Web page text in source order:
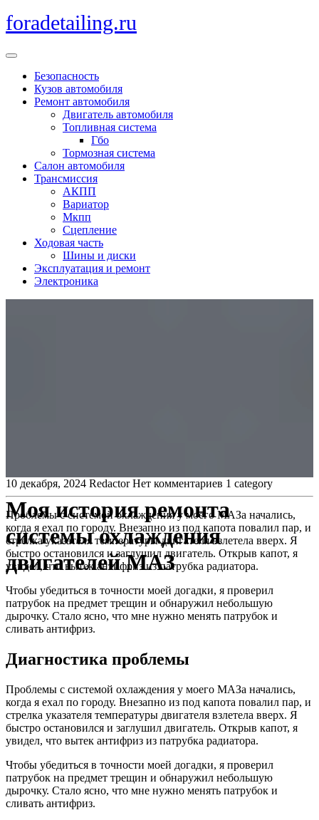
Перейти
к
foradetailing.ru
Кнопка
ОткрытьБезопасность
Кузов автомобиля
Ремонт автомобиля
Двигатель автомобиля
Топливная система
Гбо
Тормозная система
Салон автомобиля
Трансмиссия
АКПП
Вариатор
Мкпп
Сцепление
Ходовая часть
Шины и диски
Эксплуатация и ремонт
Электроника
Моя история ремонта
системы охлаждения
двигателей МАЗ
10 декабря, 2024 Redactor Нет комментариев 1 category
Проблемы с системой охлаждения у моего МАЗа начались,
когда я ехал по городу. Внезапно из под капота повалил пар, и
стрелка указателя температуры двигателя взлетела вверх. Я
быстро остановился и заглушил двигатель. Открыв капот, я
увидел, что вытек антифриз из патрубка радиатора.
Чтобы убедиться в точности моей догадки, я проверил
патрубок на предмет трещин и обнаружил небольшую
дырочку. Стало ясно, что мне нужно менять патрубок и
сливать антифриз.
Диагностика проблемы
Проблемы с системой охлаждения у моего МАЗа начались,
когда я ехал по городу. Внезапно из под капота повалил пар, и
стрелка указателя температуры двигателя взлетела вверх. Я
быстро остановился и заглушил двигатель. Открыв капот, я
увидел, что вытек антифриз из патрубка радиатора.
Чтобы убедиться в точности моей догадки, я проверил
патрубок на предмет трещин и обнаружил небольшую
дырочку. Стало ясно, что мне нужно менять патрубок и
сливать антифриз.